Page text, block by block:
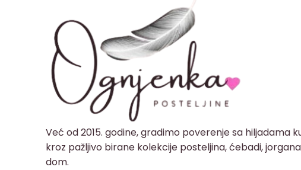
Već od 2015. godine, gradimo poverenje sa hiljadama
kroz pažljivo birane kolekcije posteljina, ćebadi,
dom.